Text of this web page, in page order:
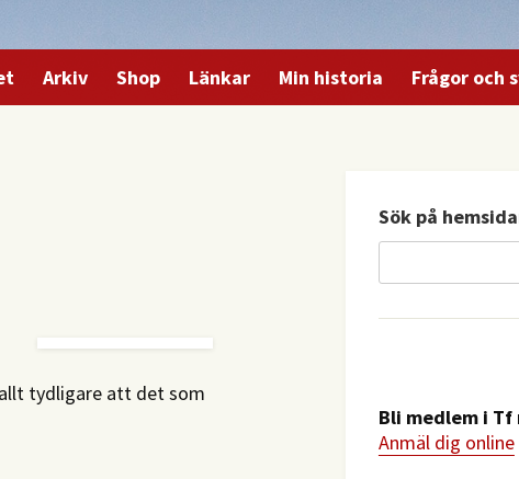
Arkiv Shop Länkar Min historia Frågor och
tydligare att det som
Sök på
Bli medlem i Tf
Anmäl dig online